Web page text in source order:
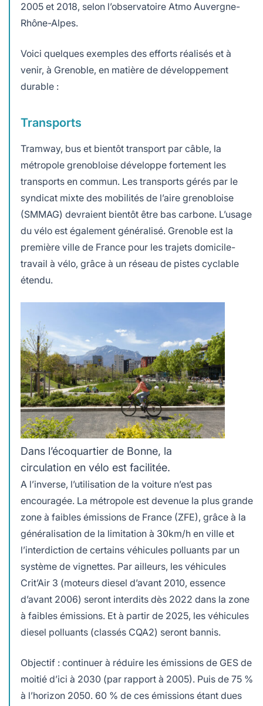
2005 et 2018, selon l’observatoire Atmo Auvergne-
Rhône-Alpes.
Voici quelques exemples des efforts réalisés et à
venir, à Grenoble, en matière de développement
durable :
Transports
Tramway, bus et bientôt transport par câble, la
métropole grenobloise développe fortement les
transports en commun. Les transports gérés par le
syndicat mixte des mobilités de l’aire grenobloise
(SMMAG) devraient bientôt être bas carbone. L’usage
du vélo est également généralisé. Grenoble est la
première ville de France pour les trajets domicile-
travail à vélo, grâce à un réseau de pistes cyclable
étendu.
Dans l’écoquartier de Bonne, la
circulation en vélo est facilitée.
A l’inverse, l’utilisation de la voiture n’est pas
encouragée. La métropole est devenue la plus grande
zone à faibles émissions de France (ZFE), grâce à la
généralisation de la limitation à 30km/h en ville et
l’interdiction de certains véhicules polluants par un
système de vignettes. Par ailleurs, les véhicules
Crit’Air 3 (moteurs diesel d’avant 2010, essence
d’avant 2006) seront interdits dès 2022 dans la zone
à faibles émissions. Et à partir de 2025, les véhicules
diesel polluants (classés CQA2) seront bannis.
Objectif : continuer à réduire les émissions de GES de
moitié d’ici à 2030 (par rapport à 2005). Puis de 75 %
à l’horizon 2050. 60 % de ces émissions étant dues